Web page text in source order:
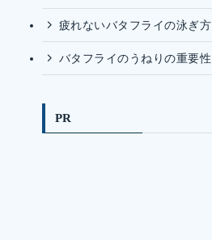
疲れないバタフライの泳ぎ方
バタフライのうねりの重要性
PR